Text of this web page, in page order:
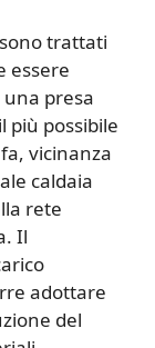
trattati
essere
presa
più possibile
vicinanza
caldaia
rete
Il
adottare
del